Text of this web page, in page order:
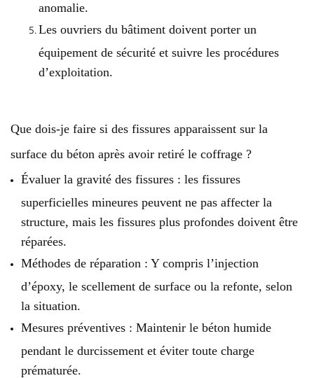
anomalie.
Les ouvriers du bâtiment doivent porter un
équipement de sécurité et suivre les procédures
d’exploitation.
Que dois-je faire si des fissures apparaissent sur la
surface du béton après avoir retiré le coffrage ?
Évaluer la gravité des fissures : les fissures
superficielles mineures peuvent ne pas affecter la
structure, mais les fissures plus profondes doivent être
réparées.
Méthodes de réparation : Y compris l’injection
d’époxy, le scellement de surface ou la refonte, selon
la situation.
Mesures préventives : Maintenir le béton humide
pendant le durcissement et éviter toute charge
prématurée.